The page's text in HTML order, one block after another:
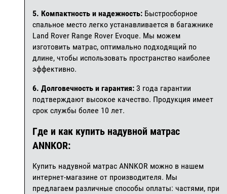
5. Компактность и надежность: Быстросборное
спальное место легко устанавливается в багажнике
Land Rover Range Rover Evoque. Мы можем
изготовить матрас, оптимально подходящий по
длине, чтобы использовать пространство наиболее
эффективно.
6. Долговечность и гарантия: 3 года гарантии
подтверждают высокое качество. Продукция имеет
срок службы более 10 лет.
Где и как купить надувной матрас
ANNKOR:
Купить надувной матрас ANNKOR можно в нашем
интернет-магазине от производителя. Мы
предлагаем различные способы оплаты: частями, при